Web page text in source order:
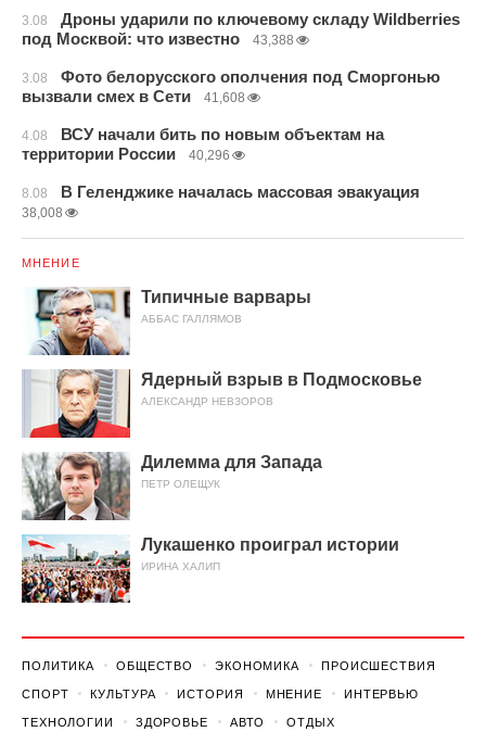
3.08
Дроны ударили по ключевому складу Wildberries
под Москвой: что известно
43,388
3.08
Фото белорусского ополчения под Сморгонью
вызвали смех в Сети
41,608
4.08
ВСУ начали бить по новым объектам на
территории России
40,296
8.08 В Геленджике началась массовая эвакуация
38,008
МНЕНИЕ
Типичные варвары
АББАС ГАЛЛЯМОВ
Ядерный взрыв в Подмосковье
АЛЕКСАНДР НЕВЗОРОВ
Дилемма для Запада
ПЕТР ОЛЕЩУК
Лукашенко проиграл истории
ИРИНА ХАЛИП
ПОЛИТИКА ОБЩЕСТВО ЭКОНОМИКА ПРОИСШЕСТВИЯ
СПОРТ КУЛЬТУРА ИСТОРИЯ МНЕНИЕ ИНТЕРВЬЮ
ТЕХНОЛОГИИ ЗДОРОВЬЕ АВТО ОТДЫХ